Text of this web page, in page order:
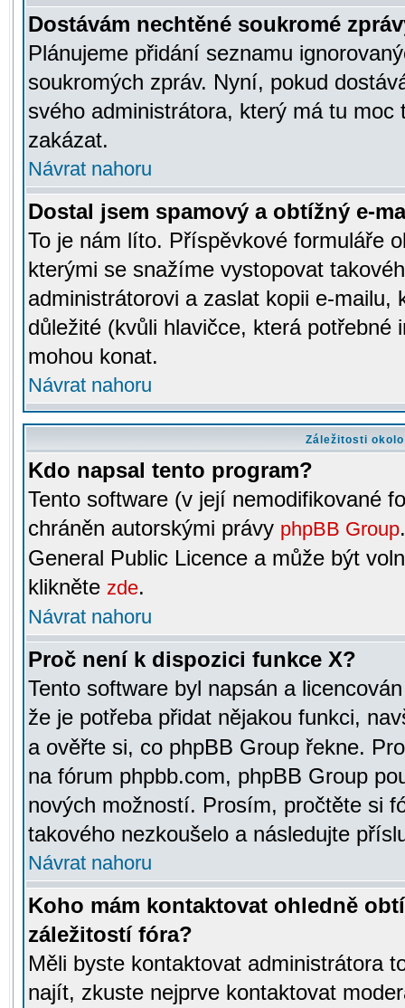
Dostávám nechtěné soukromé
Plánujeme přidání seznamu
soukromých zpráv. Nyní, pokud
svého administrátora, který má tu
zakázat.
Návrat nahoru
Dostal jsem spamový a obtížný e-
To je nám líto. Příspěvkové formuláře
kterými se snažíme vystopovat
administrátorovi a zaslat kopii e-mailu,
důležité (kvůli hlavičce, která potřebné
mohou konat.
Návrat nahoru
Záležitosti
Kdo napsal tento program?
Tento software (v její nemodifikované
chráněn autorskými právy phpBB Group
General Public Licence a může být
klikněte zde.
Návrat nahoru
Proč není k dispozici funkce X?
Tento software byl napsán a
že je potřeba přidat nějakou funkci,
a ověřte si, co phpBB Group řekne.
na fórum phpbb.com, phpBB Group
nových možností. Prosím, pročtěte si
takového nezkoušelo a následujte
Návrat nahoru
Koho mám kontaktovat ohledně
záležitostí fóra?
Měli byste kontaktovat administrátora
najít, zkuste nejprve kontaktovat